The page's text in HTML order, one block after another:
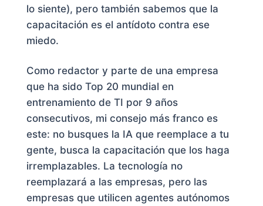
lo siente), pero también sabemos que la
capacitación es el antídoto contra ese
miedo.
Como redactor y parte de una empresa
que ha sido Top 20 mundial en
entrenamiento de TI por 9 años
consecutivos, mi consejo más franco es
este: no busques la IA que reemplace a tu
gente, busca la capacitación que los haga
irremplazables. La tecnología no
reemplazará a las empresas, pero las
empresas que utilicen agentes autónomos